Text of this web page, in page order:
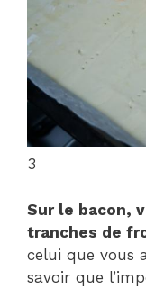
3
Sur le bacon,
tranches de
celui que vous
savoir que